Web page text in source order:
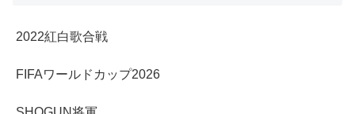
2022紅白歌合戦
FIFAワールドカップ2026